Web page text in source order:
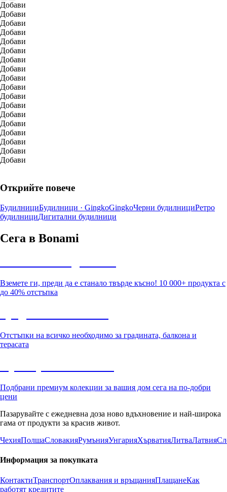
Добави
Добави
Добави
Добави
Добави
Добави
Добави
Добави
Добави
Добави
Добави
Добави
Добави
Добави
Добави
Добави
Добави
Добави
Открийте повече
БудилнициБудилници · GingkoGingkoЧерни будилнициРетро
будилнициДигитални будилници
Сега в Bonami
Вземете ги, преди да е станало твърде късно! 10 000+ продукта с
до 40% отстъпка
Отстъпки на всичко необходимо за градината, балкона и
терасата
Подбрани премиум колекции за вашия дом сега на по-добри
цени
Пазарувайте с ежедневна доза ново вдъхновение и най-широка
гама от продукти за красив живот.
ЧехияПолшаСловакияРумънияУнгарияХърватияЛитваЛатвия
Информация за покупката
КонтактиТранспортОплаквания и връщанияПлащанеКак
работят кредитите